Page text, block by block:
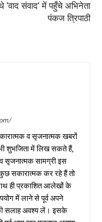
‘वाद संवाद’ में पहुँचे अभिनेता
पंकज त्रिपाठी
व सृजनात्मक खबरों
शुभजिता में लिख सकते हैं,
सृजनात्मक सामग्री इस
सकारात्मक कर रहे हैं तो
ही प्रकाशित आलेखों के
में लाने से पूर्व अपने
की सलाह अवश्य लें। इसके